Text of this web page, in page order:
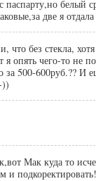
паспарту,но белый
две я
без стекла, хотя
я опять чего-то не
500-600руб.?? И
))
Мак куда то
и